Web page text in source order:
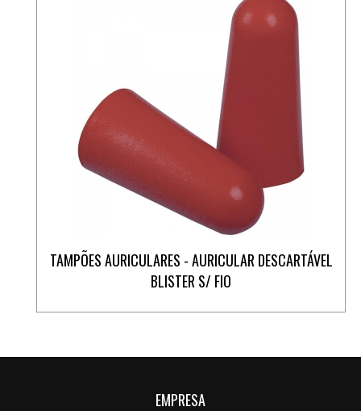
TAMPÕES AURICULARES - AURICULAR DESCARTÁVEL
BLISTER S/ FIO
EMPRESA